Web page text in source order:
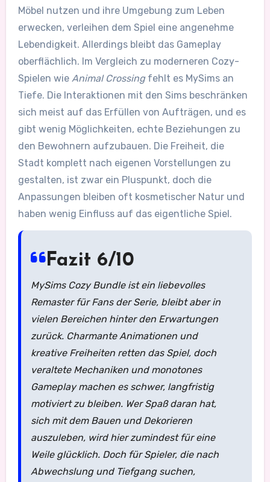
Möbel nutzen und ihre Umgebung zum Leben
erwecken, verleihen dem Spiel eine angenehme
Lebendigkeit. Allerdings bleibt das Gameplay
oberflächlich. Im Vergleich zu moderneren Cozy-
Spielen wie Animal Crossingfehlt es MySims an
Tiefe. Die Interaktionen mit den Sims beschränken
sich meist auf das Erfüllen von Aufträgen, und es
gibt wenig Möglichkeiten, echte Beziehungen zu
den Bewohnern aufzubauen. Die Freiheit, die
Stadt komplett nach eigenen Vorstellungen zu
gestalten, ist zwar ein Pluspunkt, doch die
Anpassungen bleiben oft kosmetischer Natur und
haben wenig Einfluss auf das eigentliche Spiel.
Fazit 6/10
MySims Cozy Bundle ist ein liebevolles
Remaster für Fans der Serie, bleibt aber in
vielen Bereichen hinter den Erwartungen
zurück. Charmante Animationen und
kreative Freiheiten retten das Spiel, doch
veraltete Mechaniken und monotones
Gameplay machen es schwer, langfristig
motiviert zu bleiben. Wer Spaß daran hat,
sich mit dem Bauen und Dekorieren
auszuleben, wird hier zumindest für eine
Weile glücklich. Doch für Spieler, die nach
Abwechslung und Tiefgang suchen,